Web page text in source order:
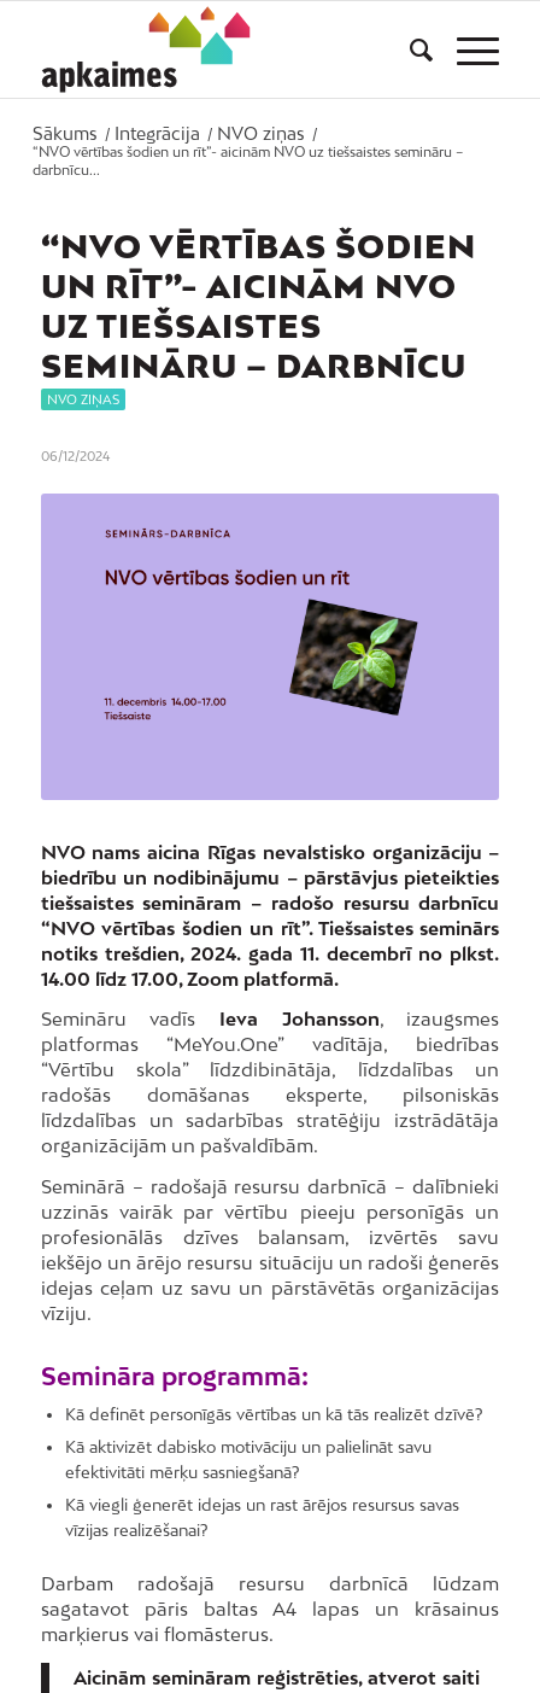
Sākums / Integrācija / NVO ziņas
/
“NVO vērtības šodien un rīt”- aicinām NVO uz tiešsaistes semināru –
darbnīcu...
“NVO VĒRTĪBAS ŠODIEN
UN RĪT”- AICINĀM NVO
UZ TIEŠSAISTES
SEMINĀRU – DARBNĪCU
NVO ZIŅAS
06/12/2024
NVO nams aicina Rīgas nevalstisko organizāciju –
biedrību un nodibinājumu – pārstāvjus pieteikties
tiešsaistes semināram – radošo resursu darbnīcu
“NVO vērtības šodien un rīt”. Tiešsaistes seminārs
notiks trešdien, 2024. gada 11. decembrī no plkst.
14.00 līdz 17.00, Zoom platformā.
Semināru vadīs Ieva Johansson, izaugsmes
platformas “MeYou.One” vadītāja, biedrības
“Vērtību skola” līdzdibinātāja, līdzdalības un
radošās domāšanas eksperte, pilsoniskās
līdzdalības un sadarbības stratēģiju izstrādātāja
organizācijām un pašvaldībām.
Seminārā – radošajā resursu darbnīcā – dalībnieki
uzzinās vairāk par vērtību pieeju personīgās un
profesionālās dzīves balansam, izvērtēs savu
iekšējo un ārējo resursu situāciju un radoši ģenerēs
idejas ceļam uz savu un pārstāvētās organizācijas
vīziju.
Semināra programmā:
Kā definēt personīgās vērtības un kā tās realizēt dzīvē?
Kā aktivizēt dabisko motivāciju un palielināt savu
efektivitāti mērķu sasniegšanā?
Kā viegli ģenerēt idejas un rast ārējos resursus savas
vīzijas realizēšanai?
Darbam radošajā resursu darbnīcā lūdzam
sagatavot pāris baltas A4 lapas un krāsainus
marķierus vai flomāsterus.
Aicinām semināram reģistrēties, atverot saiti